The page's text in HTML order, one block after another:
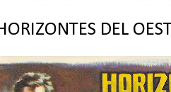
DEL